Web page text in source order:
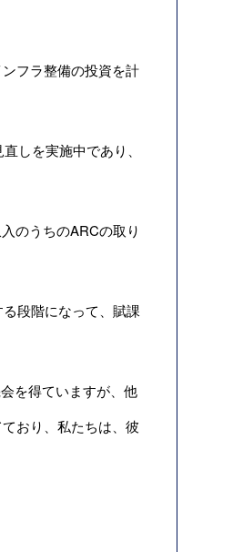
フラ整備の投資を計
しを実施中であり、
のうちのARCの取り
段階になって、賦課
を得ていますが、他
おり、私たちは、彼